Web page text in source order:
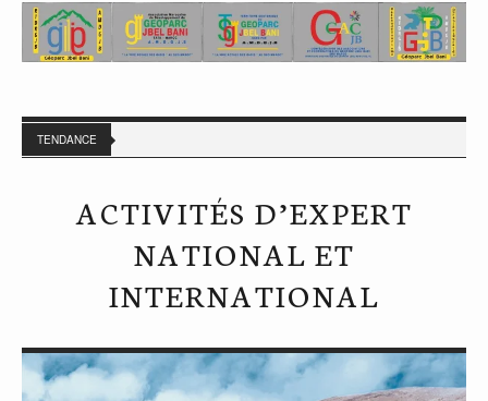
TENDANCE
ACTIVITÉS D’EXPERT
NATIONAL ET
INTERNATIONAL